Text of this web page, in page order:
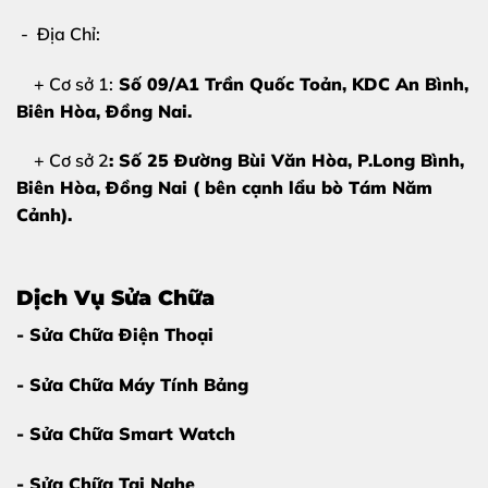
Rất nhiều khách hàng thắc mắc:
Câu trả lời phụ thuộc vào tình trạng máy, nhưng nếu
màn hình và cảm ứng còn tốt
Tiết kiệm chi phíso với thay màn hình nguyên bộ
Giữ nguyên màn hình zin theo máy
Thời gian sửa chữa nhanh
Hạn chế rủi ro phát sinh lỗi mới
TạiThùy Trang Mobile, kỹ thuật viên sẽ
bạn.
- Địa Chỉ:
+ Cơ sở 1: Số 09/A1 Trần Quốc Toản, KDC An Bình,
Biên Hòa, Đồng Nai.
+ Cơ sở 2: Số 25 Đường Bùi Văn Hòa, P.Long Bình,
Biên Hòa, Đồng Nai ( bên cạnh lẩu bò Tám Năm
Cảnh).
Dịch Vụ Sửa Chữa
- Sửa Chữa Điện Thoại
- Sửa Chữa Máy Tính Bảng
- Sửa Chữa Smart Watch